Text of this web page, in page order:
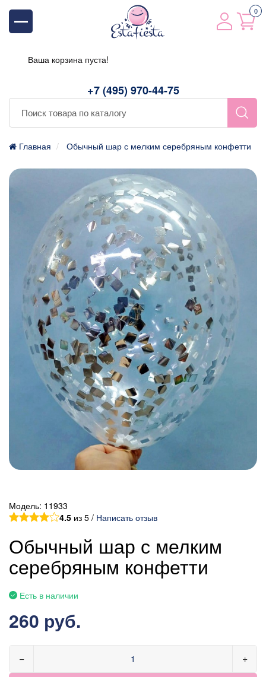
+7 (495) 970-44-75
0
Ваша корзина пуста!
Главная Обычный шар с мелким серебряным конфетти
Модель: 11933
4.5 из 5 / Написать отзыв
Обычный шар с мелким
серебряным конфетти
Есть в наличии
260 руб.
− +